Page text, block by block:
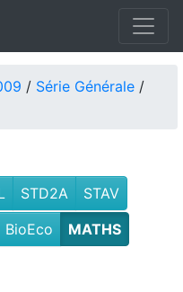
/ Série Générale /
STD2A
STAV
BioEco
MATHS